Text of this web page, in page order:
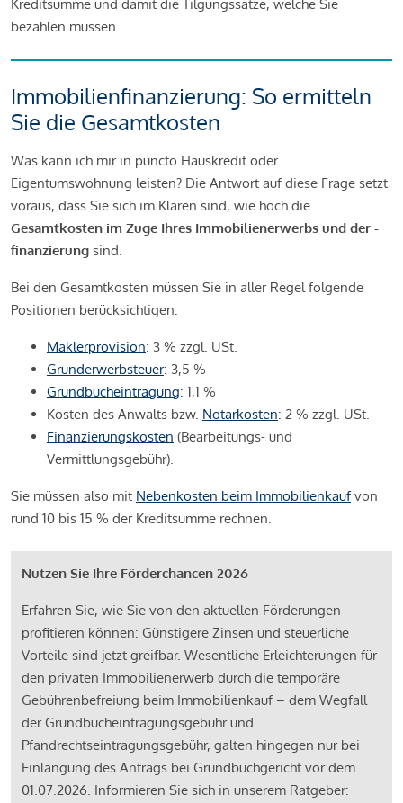
Kreditsumme und damit die Tilgungssätze, welche Sie
bezahlen müssen.
Immobilienfinanzierung: So ermitteln
Sie die Gesamtkosten
Was kann ich mir in puncto Hauskredit oder
Eigentumswohnung leisten? Die Antwort auf diese Frage setzt
voraus, dass Sie sich im Klaren sind, wie hoch die
Gesamtkosten im Zuge Ihres Immobilienerwerbs und der -
finanzierung sind.
Bei den Gesamtkosten müssen Sie in aller Regel folgende
Positionen berücksichtigen:
Maklerprovision: 3 % zzgl. USt.
Grunderwerbsteuer: 3,5 %
Grundbucheintragung: 1,1 %
Kosten des Anwalts bzw. Notarkosten: 2 % zzgl. USt.
Finanzierungskosten (Bearbeitungs- und
Vermittlungsgebühr).
Sie müssen also mit Nebenkosten beim Immobilienkaufvon
rund 10 bis 15 % der Kreditsumme rechnen.
Nutzen Sie Ihre Förderchancen 2026
Erfahren Sie, wie Sie von den aktuellen Förderungen
profitieren können: Günstigere Zinsen und steuerliche
Vorteile sind jetzt greifbar. Wesentliche Erleichterungen für
den privaten Immobilienerwerb durch die temporäre
Gebührenbefreiung beim Immobilienkauf – dem Wegfall
der Grundbucheintragungsgebühr und
Pfandrechtseintragungsgebühr, galten hingegen nur bei
Einlangung des Antrags bei Grundbuchgericht vor dem
01.07.2026. Informieren Sie sich in unserem Ratgeber: